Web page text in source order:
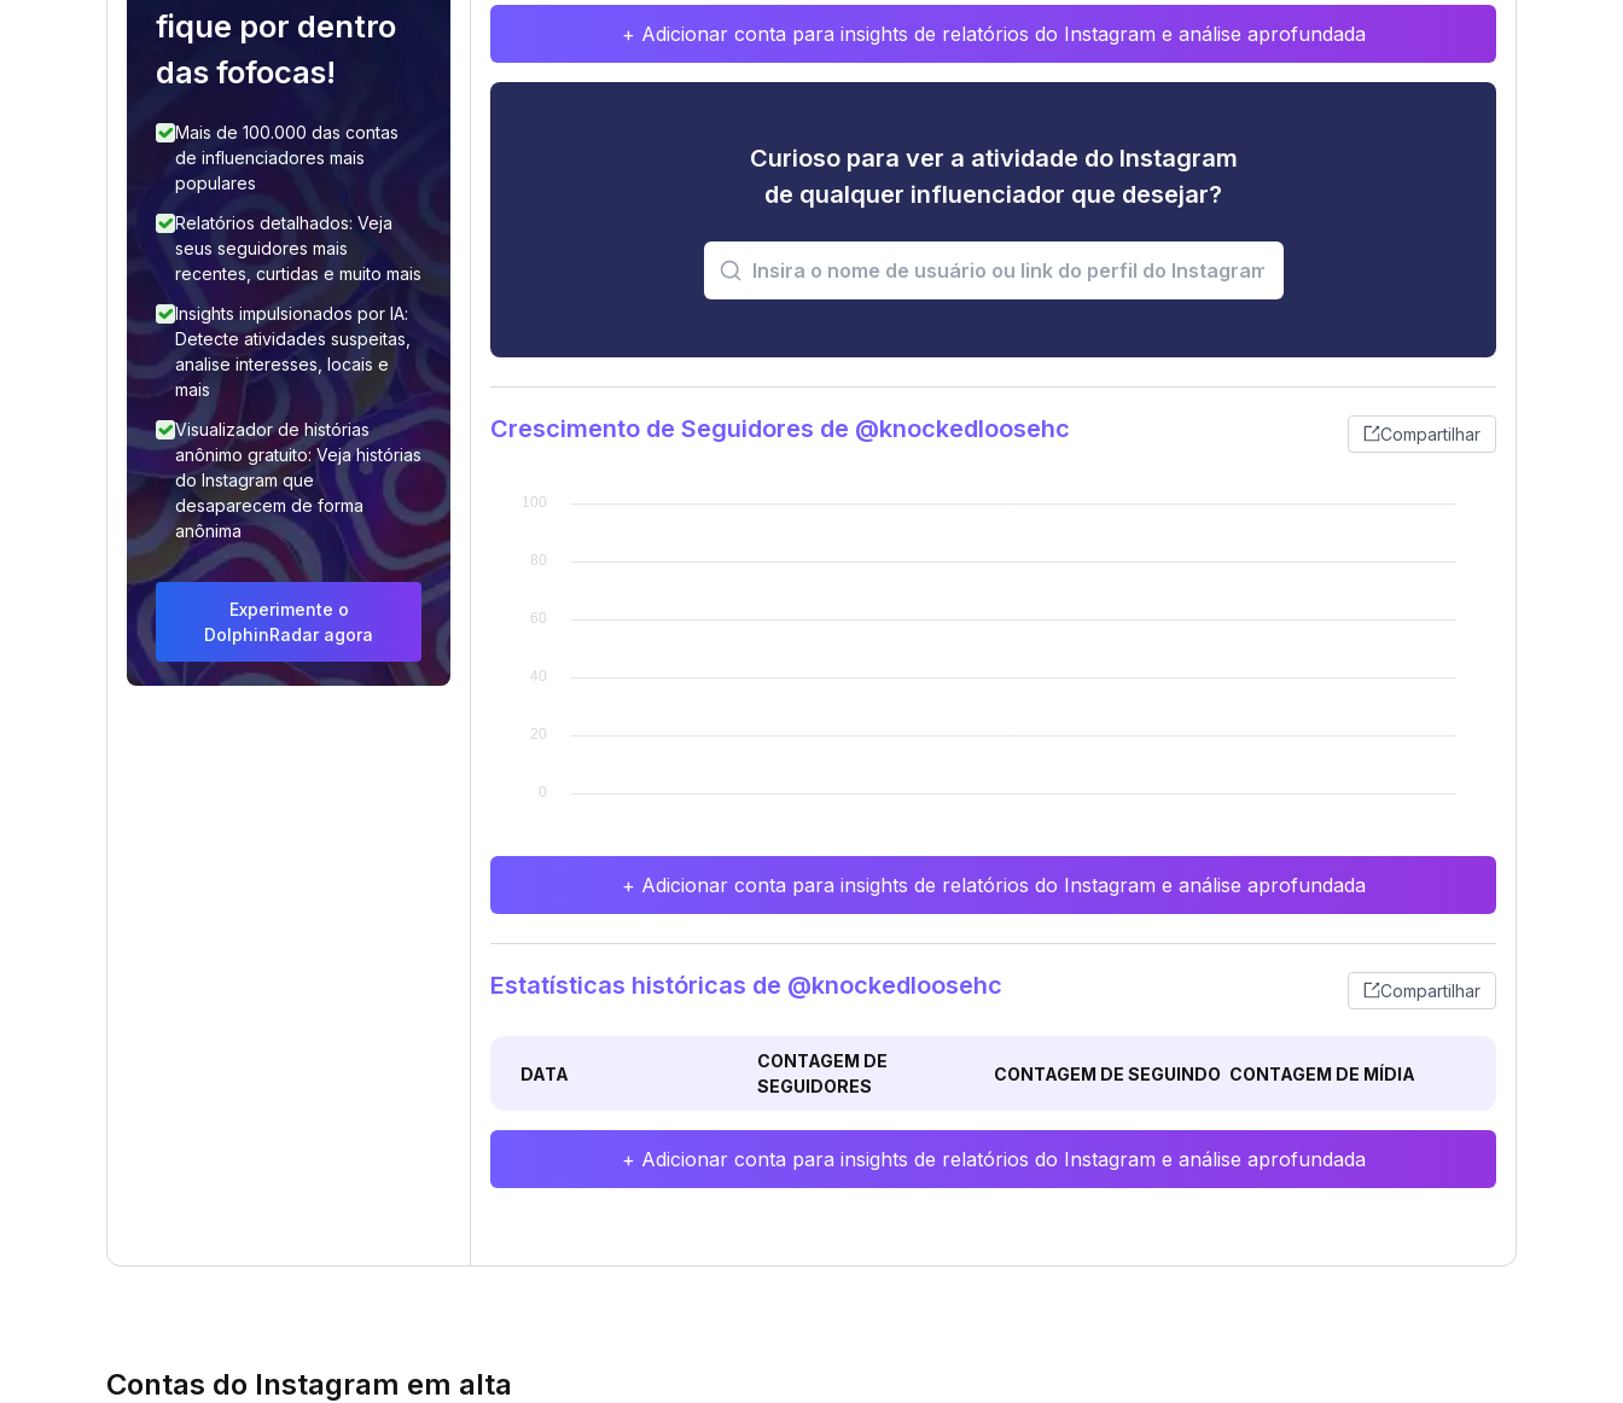
fique por dentro
das fofocas!
Mais de 100.000 das contas
de influenciadores mais
populares
Relatórios detalhados: Veja
seus seguidores mais
recentes, curtidas e muito mais
Insights impulsionados por IA:
Detecte atividades suspeitas,
analise interesses, locais e
mais
Visualizador de histórias
anônimo gratuito: Veja histórias
do Instagram que
desaparecem de forma
anônima
Experimente o
DolphinRadar agora
+ Adicionar conta para insights de relatórios do Instagram e análise aprofundada
Curioso para ver a atividade do Instagram
de qualquer influenciador que desejar?
Crescimento de Seguidores de @knockedloosehc Compartilhar
+ Adicionar conta para insights de relatórios do Instagram e análise aprofundada
Estatísticas históricas de @knockedloosehc Compartilhar
DATA
CONTAGEM DE
SEGUIDORES
CONTAGEM DE SEGUINDO CONTAGEM DE MÍDIA
+ Adicionar conta para insights de relatórios do Instagram e análise aprofundada
Contas do Instagram em alta